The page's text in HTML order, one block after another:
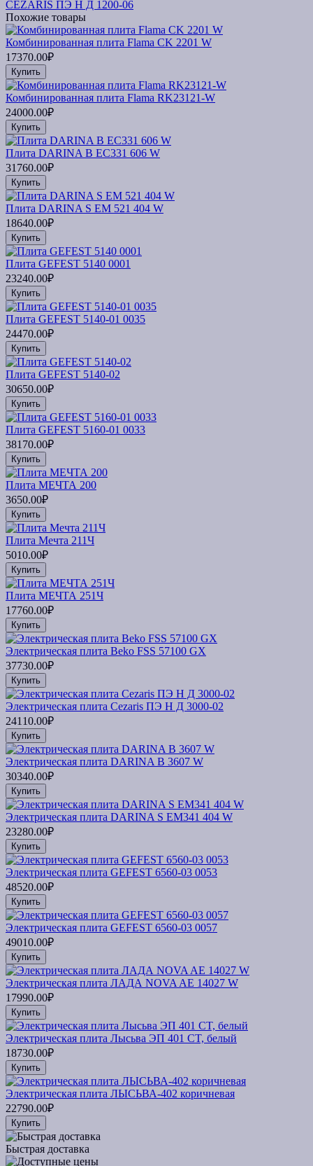
CEZARIS ПЭ Н Д 1200-06
Похожие товары
Комбинированная плита Flama CK 2201 W
17370.00₽
Купить
Комбинированная плита Flama RK23121-W
24000.00₽
Купить
Плита DARINA B EC331 606 W
31760.00₽
Купить
Плита DARINA S EM 521 404 W
18640.00₽
Купить
Плита GEFEST 5140 0001
23240.00₽
Купить
Плита GEFEST 5140-01 0035
24470.00₽
Купить
Плита GEFEST 5140-02
30650.00₽
Купить
Плита GEFEST 5160-01 0033
38170.00₽
Купить
Плита МЕЧТА 200
3650.00₽
Купить
Плита Мечта 211Ч
5010.00₽
Купить
Плита МЕЧТА 251Ч
17760.00₽
Купить
Электрическая плита Beko FSS 57100 GX
37730.00₽
Купить
Электрическая плита Cezaris ПЭ Н Д 3000-02
24110.00₽
Купить
Электрическая плита DARINA B 3607 W
30340.00₽
Купить
Электрическая плита DARINA S EM341 404 W
23280.00₽
Купить
Электрическая плита GEFEST 6560-03 0053
48520.00₽
Купить
Электрическая плита GEFEST 6560-03 0057
49010.00₽
Купить
Электрическая плита ЛАДА NOVA AE 14027 W
17990.00₽
Купить
Электрическая плита Лысьва ЭП 401 CT, белый
18730.00₽
Купить
Электрическая плита ЛЫСЬВА-402 коричневая
22790.00₽
Купить
Быстрая доставка